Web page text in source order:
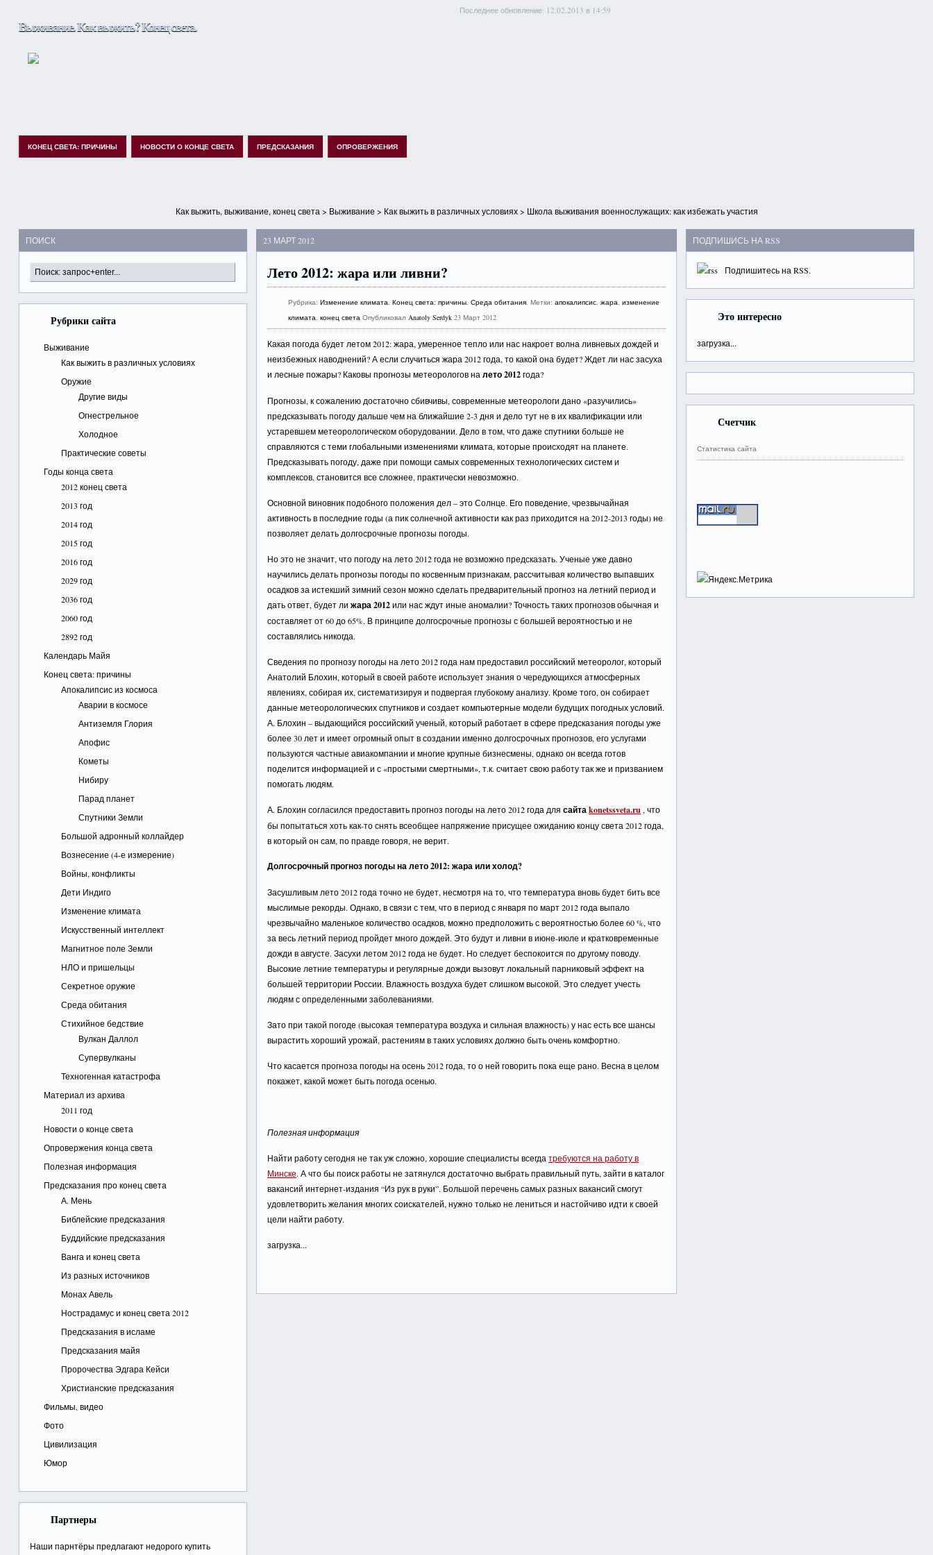
Выживание. Как выжить? Конец света.
Последнее обновление: 12.02.2013 в 14:59
КОНЕЦ СВЕТА: ПРИЧИНЫ НОВОСТИ О КОНЦЕ СВЕТА ПРЕДСКАЗАНИЯ ОПРОВЕРЖЕНИЯ
Как выжить, выживание, конец света > Выживание > Как выжить в различных условиях> Школа выживания военнослужащих: как избежать участия
ПОИСК
Рубрики сайта
Выживание
Как выжить в различных условиях
Оружие
Другие виды
Огнестрельное
Холодное
Практические советы
Годы конца света
2012 конец света
2013 год
2014 год
2015 год
2016 год
2029 год
2036 год
2060 год
2892 год
Календарь Майя
Конец света: причины
Апокалипсис из космоса
Аварии в космосе
Антиземля Глория
Апофис
Кометы
Нибиру
Парад планет
Спутники Земли
Большой адронный коллайдер
Вознесение (4-е измерение)
Войны, конфликты
Дети Индиго
Изменение климата
Искусственный интеллект
Магнитное поле Земли
НЛО и пришельцы
Секретное оружие
Среда обитания
Стихийное бедствие
Вулкан Даллол
Супервулканы
Техногенная катастрофа
Материал из архива
2011 год
Новости о конце света
Опровержения конца света
Полезная информация
Предсказания про конец света
А. Мень
Библейские предсказания
Буддийские предсказания
Ванга и конец света
Из разных источников
Монах Авель
Нострадамус и конец света 2012
Предсказания в исламе
Предсказания майя
Пророчества Эдгара Кейси
Христианские предсказания
Фильмы, видео
Фото
Цивилизация
Юмор
Партнеры
Наши парнтёры предлагают недорогокупить
23 МАРТ 2012
Лето 2012: жара или ливни?
Рубрика:Изменение климата,Конец света: причины,Среда обитания. Метки:апокалипсис,жара,изменение
климата,конец света ОпубликовалAnatoly Serdyk 23 Март 2012
Какая погода будет летом 2012: жара, умеренное тепло или нас накроет волна ливневых дождей и
неизбежных наводнений? А если случиться жара 2012 года, то какой она будет? Ждет ли нас засуха
и лесные пожары? Каковы прогнозы метеорологов налето 2012года?
Прогнозы, к сожалению достаточно сбивчивы, современные метеорологи дано «разучились»
предсказывать погоду дальше чем на ближайшие 2-3 дня и дело тут не в их квалификации или
устаревшем метеорологическом оборудовании. Дело в том, что даже спутники больше не
справляются с теми глобальными изменениями климата, которые происходят на планете.
Предсказывать погоду, даже при помощи самых современных технологических систем и
комплексов, становится все сложнее, практически невозможно.
Основной виновник подобного положения дел – это Солнце. Его поведение, чрезвычайная
активность в последние годы (а пик солнечной активности как раз приходится на 2012-2013 годы) не
позволяет делать долгосрочные прогнозы погоды.
Но это не значит, что погоду на лето 2012 года не возможно предсказать. Ученые уже давно
научились делать прогнозы погоды по косвенным признакам, рассчитывая количество выпавших
осадков за истекший зимний сезон можно сделать предварительный прогноз на летний период и
дать ответ, будет лижара 2012или нас ждут иные аномалии? Точность таких прогнозов обычная и
составляет от 60 до 65%. В принципе долгосрочные прогнозы с большей вероятностью и не
составлялись никогда.
Сведения по прогнозу погоды на лето 2012 года нам предоставил российский метеоролог, который
Анатолий Блохин, который в своей работе использует знания о чередующихся атмосферных
явлениях, собирая их, систематизируя и подвергая глубокому анализу. Кроме того, он собирает
данные метеорологических спутников и создает компьютерные модели будущих погодных условий.
А. Блохин – выдающийся российский ученый, который работает в сфере предсказания погоды уже
более 30 лет и имеет огромный опыт в создании именно долгосрочных прогнозов, его услугами
пользуются частные авиакомпании и многие крупные бизнесмены, однако он всегда готов
поделится информацией и с «простыми смертными», т.к. считает свою работу так же и призванием
помогать людям.
А. Блохин согласился предоставить прогноз погоды на лето 2012 года длясайтаkonetssveta.ru , что
бы попытаться хоть как-то снять всеобщее напряжение присущее ожиданию концу света 2012 года,
в который он сам, по правде говоря, не верит.
Долгосрочный прогноз погоды на лето 2012: жара или холод?
Засушливым лето 2012 года точно не будет, несмотря на то, что температура вновь будет бить все
мыслимые рекорды. Однако, в связи с тем, что в период с января по март 2012 года выпало
чрезвычайно маленькое количество осадков, можно предположить с вероятностью более 60 %, что
за весь летний период пройдет много дождей. Это будут и ливни в июне-июле и кратковременные
дожди в августе. Засухи летом 2012 года не будет. Но следует беспокоится по другому поводу.
Высокие летние температуры и регулярные дожди вызовут локальный парниковый эффект на
большей территории России. Влажность воздуха будет слишком высокой. Это следует учесть
людям с определенными заболеваниями.
Зато при такой погоде (высокая температура воздуха и сильная влажность) у нас есть все шансы
вырастить хороший урожай, растениям в таких условиях должно быть очень комфортно.
Что касается прогноза погоды на осень 2012 года, то о ней говорить пока еще рано. Весна в целом
покажет, какой может быть погода осенью.
Полезная информация
Найти работу сегодня не так уж сложно, хорошие специалисты всегдатребуются на работу в
Минске. А что бы поиск работы не затянулся достаточно выбрать правильный путь, зайти в каталог
вакансий интернет-издания “Из рук в руки”. Большой перечень самых разных вакансий смогут
удовлетворить желания многих соискателей, нужно только не лениться и настойчиво идти к своей
цели найти работу.
загрузка...
ПОДПИШИСЬ НА RSS
Подпишитесь наRSS.
Это интересно
загрузка...
Счетчик
Статистика сайта